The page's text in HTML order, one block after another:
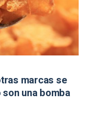
marcas se
una bomba